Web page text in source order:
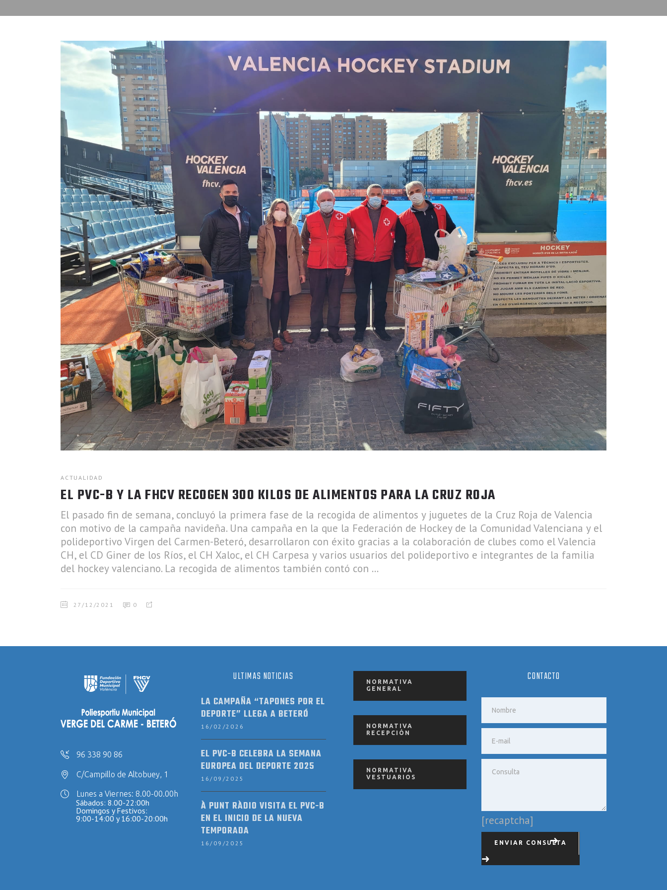
ACTUALIDAD
EL PVC-B Y LA FHCV RECOGEN 300 KILOS DE ALIMENTOS PARA LA CRUZ ROJA
El pasado fin de semana, concluyó la primera fase de la recogida de alimentos y juguetes de la Cruz Roja de Valencia
con motivo de la campaña navideña. Una campaña en la que la Federación de Hockey de la Comunidad Valenciana y el
polideportivo Virgen del Carmen-Beteró, desarrollaron con éxito gracias a la colaboración de clubes como el Valencia
CH, el CD Giner de los Ríos, el CH Xaloc, el CH Carpesa y varios usuarios del polideportivo e integrantes de la familia
del hockey valenciano. La recogida de alimentos también contó con
27/12/2021 0
96 338 90 86
C/Campillo de Altobuey, 1
Lunes a Viernes: 8.00-00.00h
Sábados: 8.00-22:00h
Domingos y Festivos:
9:00-14:00 y 16:00-20:00h
ULTIMAS NOTICIAS
LA CAMPAÑA “TAPONES POR EL
DEPORTE” LLEGA A BETERÓ
16/02/2026
EL PVC-B CELEBRA LA SEMANA
EUROPEA DEL DEPORTE 2025
16/09/2025
À PUNT RÀDIO VISITA EL PVC-B
EN EL INICIO DE LA NUEVA
TEMPORADA
16/09/2025
NORMATIVA
GENERAL
NORMATIVA
RECEPCIÓN
NORMATIVA
VESTUARIOS
CONTACTO
[recaptcha]
ENVIAR CONSULTA